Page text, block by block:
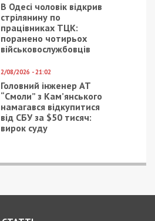
В Одесі чоловік відкрив
стрілянину по
працівниках ТЦК:
поранено чотирьох
військовослужбовців
2/08/2026 - 21:02
Головний інженер АТ
“Смоли” з Кам’янського
намагався відкупитися
від СБУ за $50 тисяч:
вирок суду